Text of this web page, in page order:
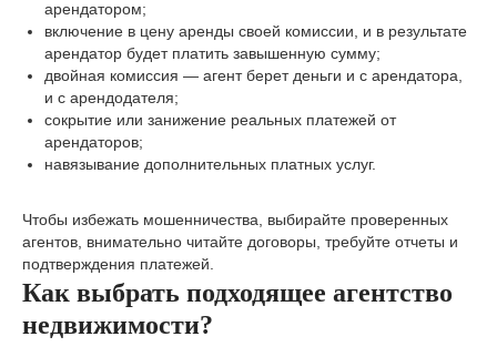
арендатором;
включение в цену аренды своей комиссии, и в результате
арендатор будет платить завышенную сумму;
двойная комиссия — агент берет деньги и с арендатора,
и с арендодателя;
сокрытие или занижение реальных платежей от
арендаторов;
навязывание дополнительных платных услуг.
Чтобы избежать мошенничества, выбирайте проверенных
агентов, внимательно читайте договоры, требуйте отчеты и
подтверждения платежей.
Как выбрать подходящее агентство
недвижимости?
Агентство недвижимости АНК
Адрес офиса:
Ярославль, ул. Чкалова д. 17в , второй этаж
8 (902) 331 52 52
Подбор квартир в новостройках:
Услуги Клиентам
Продать квартиру